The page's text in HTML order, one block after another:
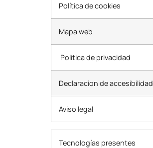
Política de cookies
Mapa web
Política de privacidad
Declaracion de accesibilidad
Aviso legal
Tecnologías presentes